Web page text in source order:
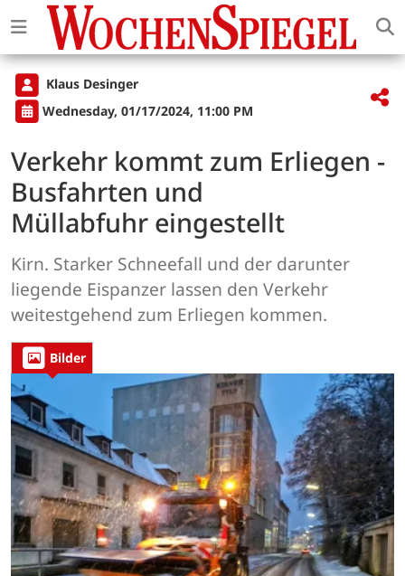
Klaus Desinger
Wednesday, 01/17/2024, 11:00 PM
Verkehr kommt zum Erliegen -
Busfahrten und
Müllabfuhr eingestellt
Kirn. Starker Schneefall und der darunter
liegende Eispanzer lassen den Verkehr
weitestgehend zum Erliegen kommen.
Bilder